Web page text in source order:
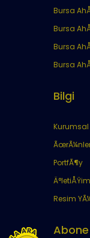
Bursa
Bursa
Bursa
Bursa
Bilgi
Kurumsal
PortfÃ¶y
Ä°letiÅŸim
Resim